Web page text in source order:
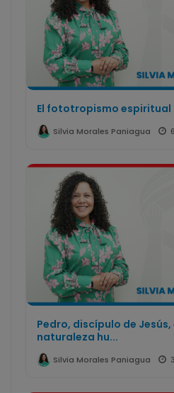
El fototropismo espiritual
Silvia Morales Paniagua
Pedro, discípulo de
naturaleza hu...
Silvia Morales Paniagua